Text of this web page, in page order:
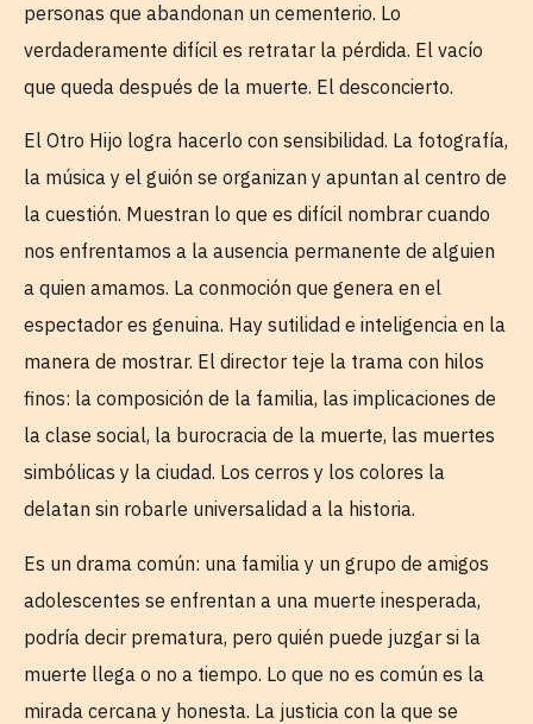
personas que abandonan un cementerio. Lo
verdaderamente difícil es retratar la pérdida. El vacío
que queda después de la muerte. El desconcierto.
El Otro Hijo logra hacerlo con sensibilidad. La fotografía,
la música y el guión se organizan y apuntan al centro de
la cuestión. Muestran lo que es difícil nombrar cuando
nos enfrentamos a la ausencia permanente de alguien
a quien amamos. La conmoción que genera en el
espectador es genuina. Hay sutilidad e inteligencia en la
manera de mostrar. El director teje la trama con hilos
finos: la composición de la familia, las implicaciones de
la clase social, la burocracia de la muerte, las muertes
simbólicas y la ciudad. Los cerros y los colores la
delatan sin robarle universalidad a la historia.
Es un drama común: una familia y un grupo de amigos
adolescentes se enfrentan a una muerte inesperada,
podría decir prematura, pero quién puede juzgar si la
muerte llega o no a tiempo. Lo que no es común es la
mirada cercana y honesta. La justicia con la que se